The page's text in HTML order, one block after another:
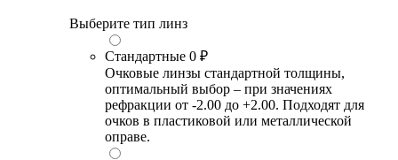
Выберите тип линз
Стандартные 0 ₽
Очковые линзы стандартной толщины,
оптимальный выбор – при значениях
рефракции от -2.00 до +2.00. Подходят для
очков в пластиковой или металлической
оправе.